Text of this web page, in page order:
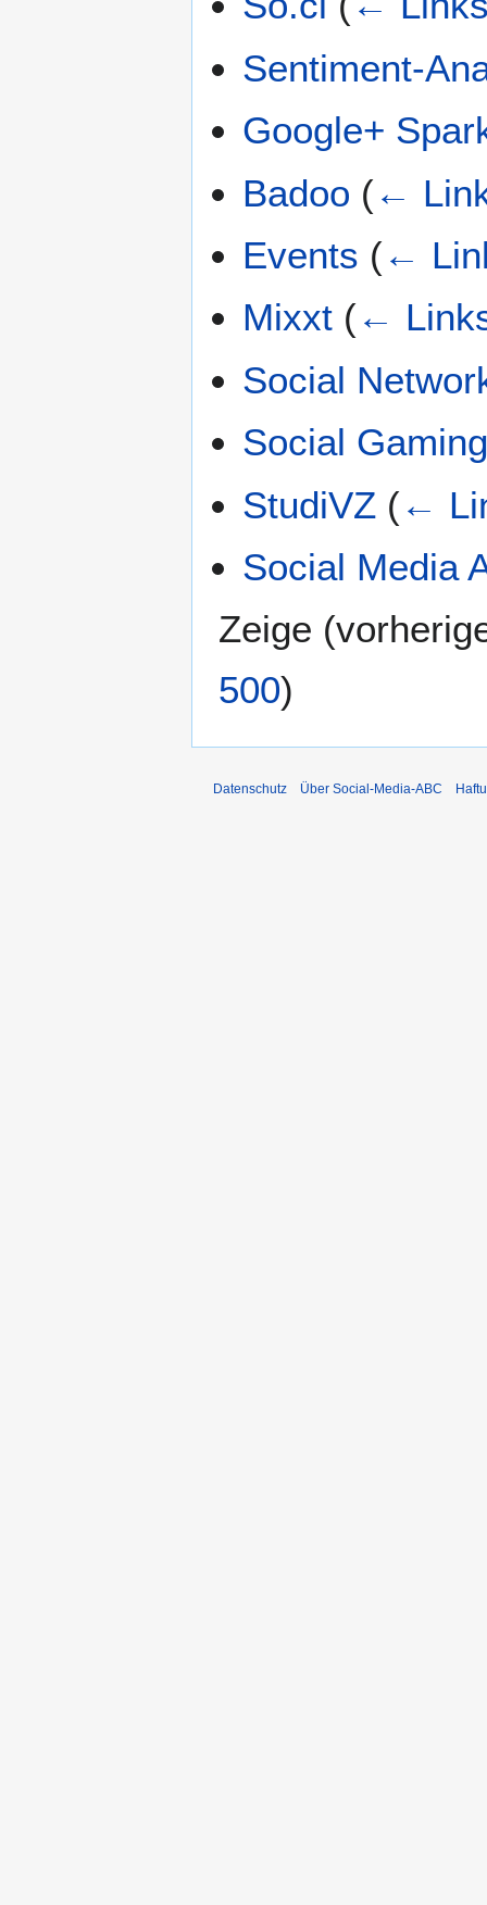
Sentiment-
Google+
Badoo (←
Events (←
Mixxt (←
Social
Social
StudiVZ (←
Social Media
Zeige (
500)
Datenschutz Über Social-Media-ABC